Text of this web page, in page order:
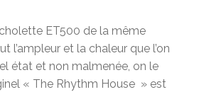
ET500 de la même
l’ampleur et la chaleur que l’on
état et non malmenée, on le
« The Rhythm House » est